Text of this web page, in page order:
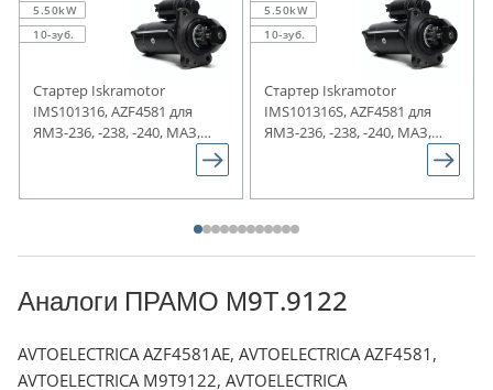
5.50kW
10-зуб.
Стартер Iskramotor
IMS101316, AZF4581 для
ЯМЗ-236, -238, -240, МАЗ,
5.50kW
10-зуб.
Стартер Iskramotor
IMS101316S, AZF4581 для
ЯМЗ-236, -238, -240, МАЗ,
Аналоги ПРАМО М9Т.9122
AVTOELECTRICA AZF4581AE, AVTOELECTRICA AZF4581,
AVTOELECTRICA М9Т9122, AVTOELECTRICA